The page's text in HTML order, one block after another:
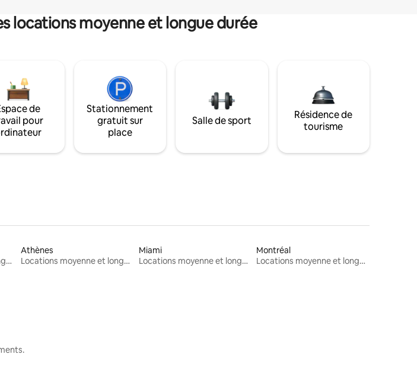
locations moyenne et longue durée
de
pour
Stationnement
gratuit sur
place
Salle de sport
Résidence de
tourisme
Locations moyenne et longue durée
Athènes
Locations moyenne et longue durée
Miami
Locations moyenne et longue durée
Montréal
Locations moyenne et longue durée